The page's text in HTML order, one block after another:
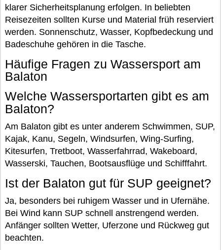
klarer Sicherheitsplanung erfolgen. In beliebten
Reisezeiten sollten Kurse und Material früh reserviert
werden. Sonnenschutz, Wasser, Kopfbedeckung und
Badeschuhe gehören in die Tasche.
Häufige Fragen zu Wassersport am
Balaton
Welche Wassersportarten gibt es am
Balaton?
Am Balaton gibt es unter anderem Schwimmen, SUP,
Kajak, Kanu, Segeln, Windsurfen, Wing-Surfing,
Kitesurfen, Tretboot, Wasserfahrrad, Wakeboard,
Wasserski, Tauchen, Bootsausflüge und Schifffahrt.
Ist der Balaton gut für SUP geeignet?
Ja, besonders bei ruhigem Wasser und in Ufernähe.
Bei Wind kann SUP schnell anstrengend werden.
Anfänger sollten Wetter, Uferzone und Rückweg gut
beachten.